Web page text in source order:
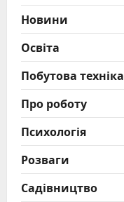
Новини
Освіта
Побутова техніка
Про роботу
Психологія
Розваги
Садівництво